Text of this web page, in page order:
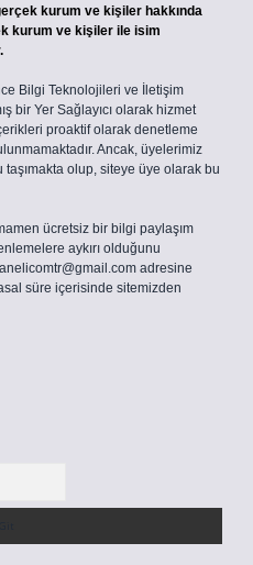
kurum ve kişiler hakkında
kurum ve kişiler ile isim
Bilgi Teknolojileri ve İletişim
bir Yer Sağlayıcı olarak hizmet
proaktif olarak denetleme
Ancak, üyelerimiz
olup, siteye üye olarak bu
ücretsiz bir bilgi paylaşım
aykırı olduğunu
adresine
süre içerisinde sitemizden